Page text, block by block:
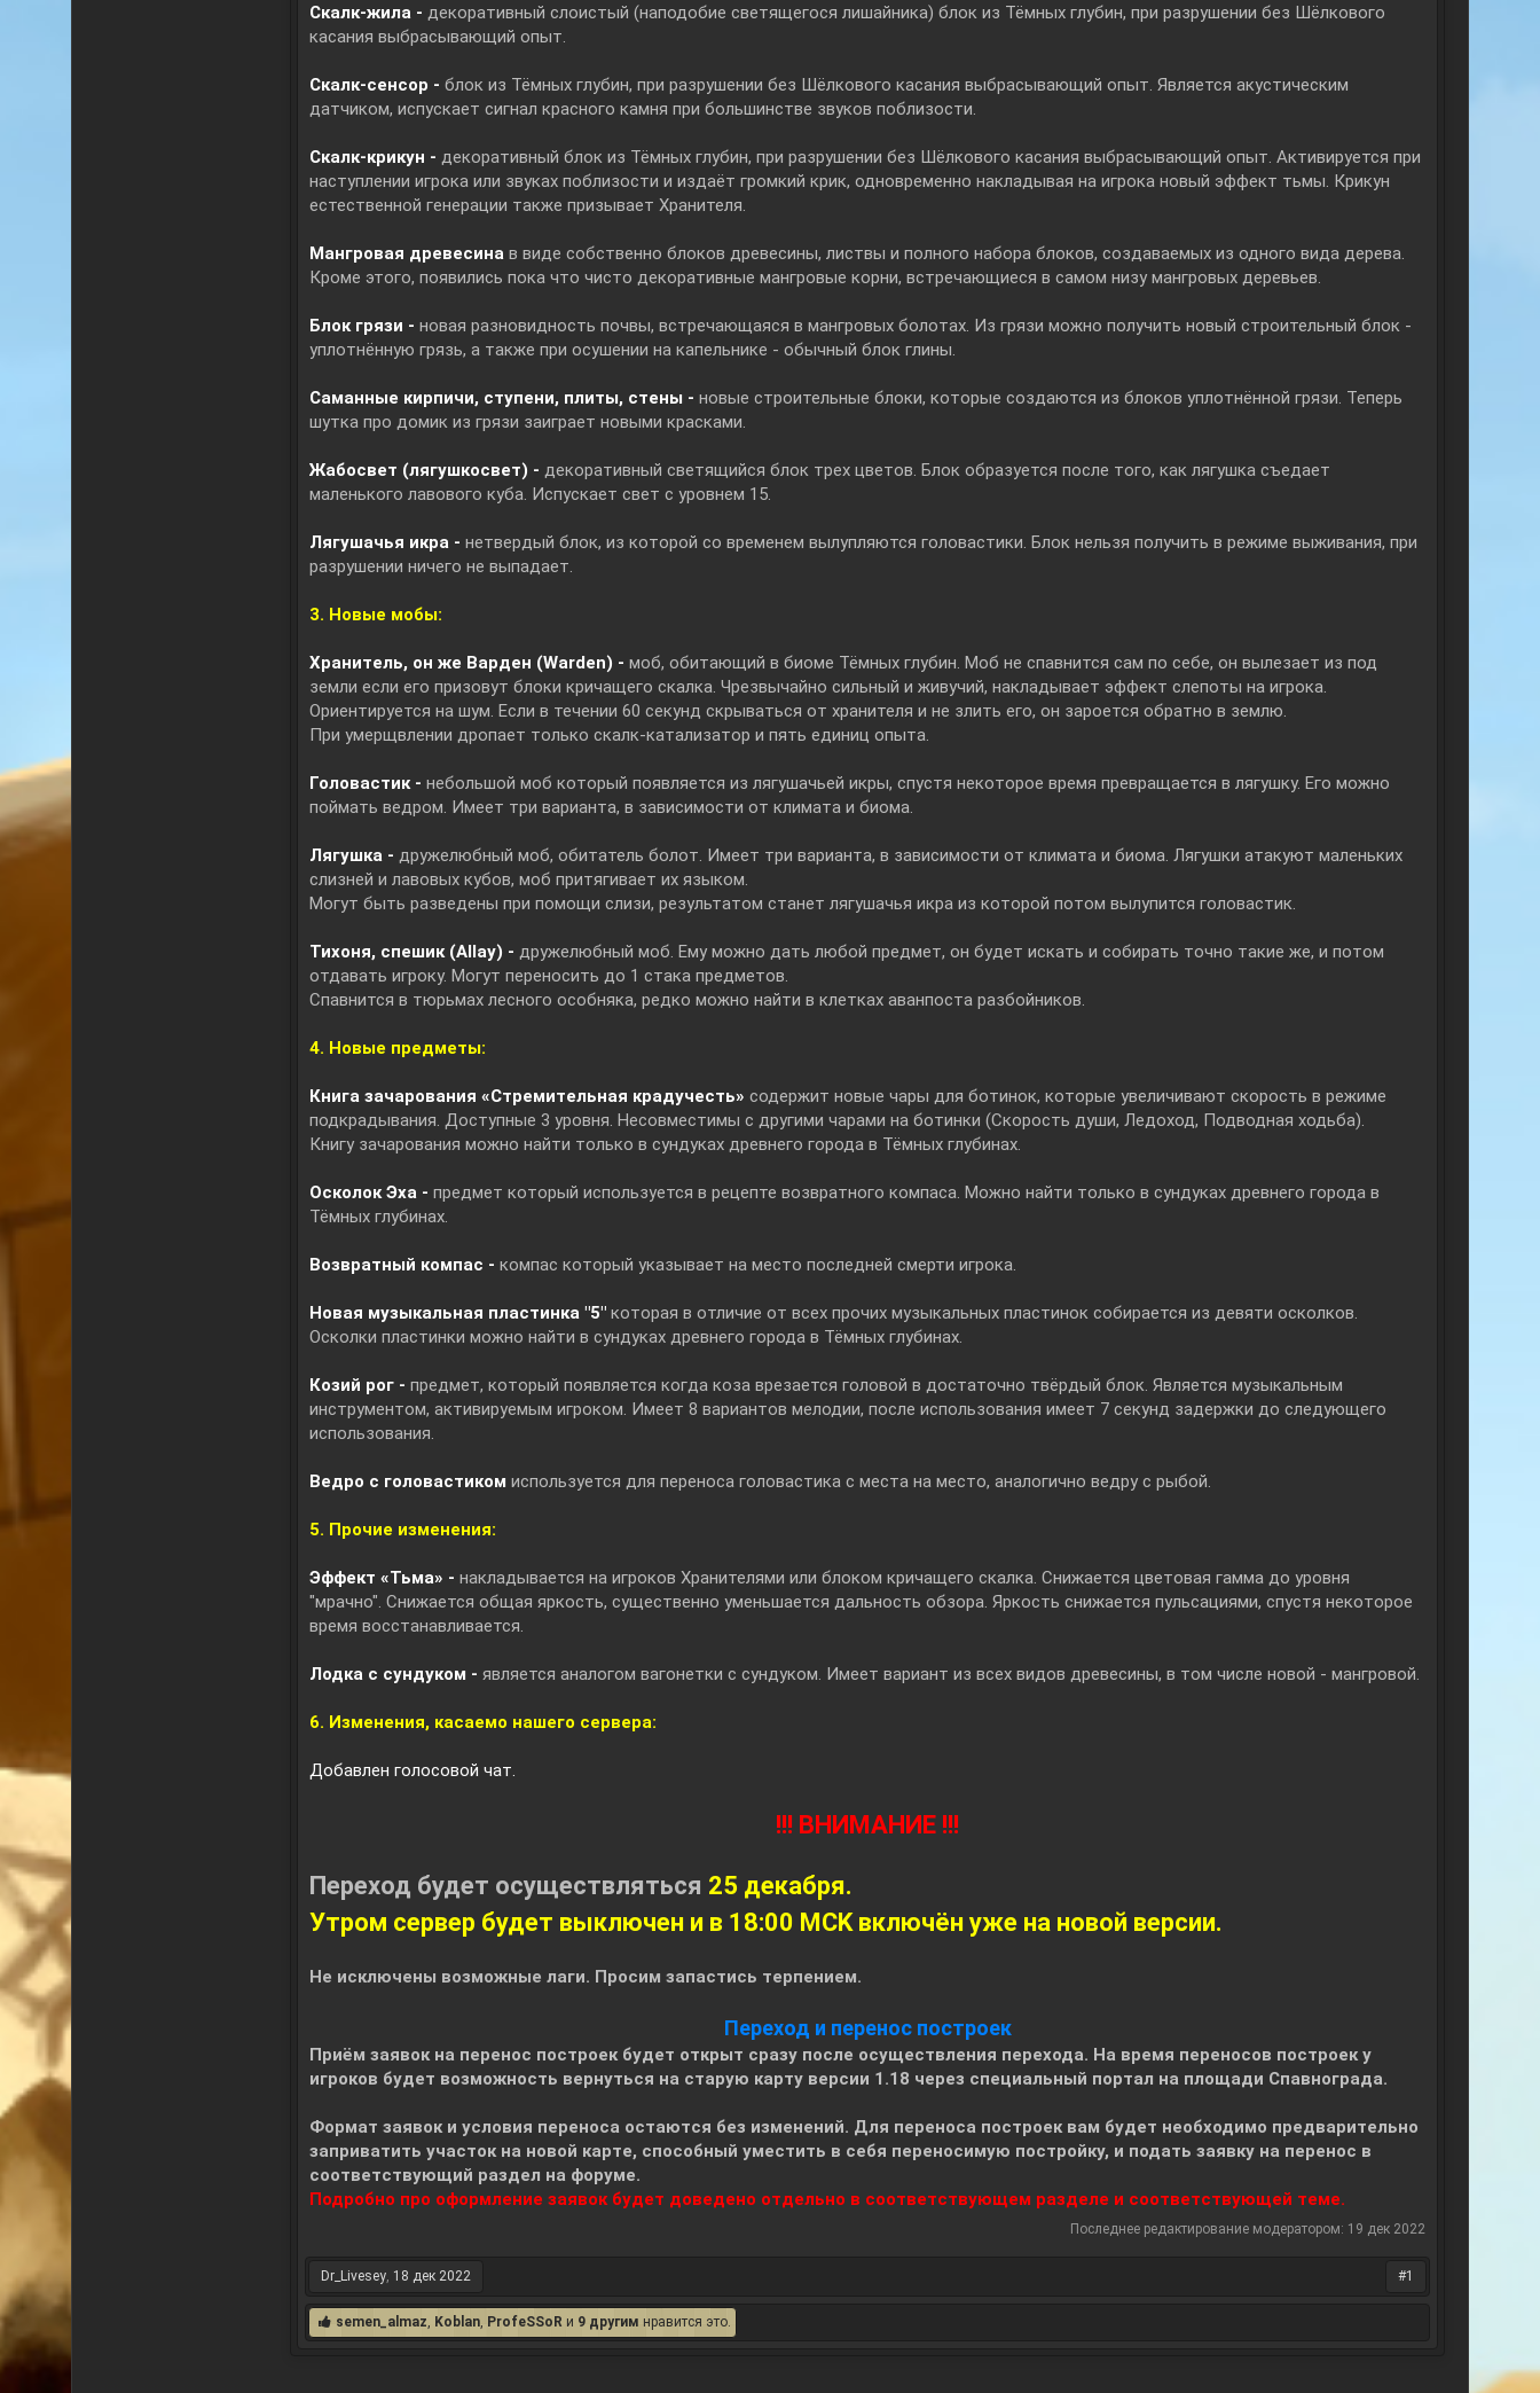
Скалк-жила - декоративный слоистый (наподобие светящегося лишайника) блок из Тёмных глубин, при разрушении без Шёлкового
касания выбрасывающий опыт.
Скалк-сенсор - блок из Тёмных глубин, при разрушении без Шёлкового касания выбрасывающий опыт. Является акустическим
датчиком, испускает сигнал красного камня при большинстве звуков поблизости.
Скалк-крикун - декоративный блок из Тёмных глубин, при разрушении без Шёлкового касания выбрасывающий опыт. Активируется при
наступлении игрока или звуках поблизости и издаёт громкий крик, одновременно накладывая на игрока новый эффект тьмы. Крикун
естественной генерации также призывает Хранителя.
Мангровая древесина в виде собственно блоков древесины, листвы и полного набора блоков, создаваемых из одного вида дерева.
Кроме этого, появились пока что чисто декоративные мангровые корни, встречающиеся в самом низу мангровых деревьев.
Блок грязи - новая разновидность почвы, встречающаяся в мангровых болотах. Из грязи можно получить новый строительный блок -
уплотнённую грязь, а также при осушении на капельнике - обычный блок глины.
Саманные кирпичи, ступени, плиты, стены - новые строительные блоки, которые создаются из блоков уплотнённой грязи. Теперь
шутка про домик из грязи заиграет новыми красками.
Жабосвет (лягушкосвет) - декоративный светящийся блок трех цветов. Блок образуется после того, как лягушка съедает
маленького лавового куба. Испускает свет с уровнем 15.
Лягушачья икра - нетвердый блок, из которой со временем вылупляются головастики. Блок нельзя получить в режиме выживания, при
разрушении ничего не выпадает.
3. Новые мобы:
Хранитель, он же Варден (Warden) - моб, обитающий в биоме Тёмных глубин. Моб не спавнится сам по себе, он вылезает из под
земли если его призовут блоки кричащего скалка. Чрезвычайно сильный и живучий, накладывает эффект слепоты на игрока.
Ориентируется на шум. Если в течении 60 секунд скрываться от хранителя и не злить его, он зароется обратно в землю.
При умерщвлении дропает только скалк-катализатор и пять единиц опыта.
Головастик - небольшой моб который появляется из лягушачьей икры, спустя некоторое время превращается в лягушку. Его можно
поймать ведром. Имеет три варианта, в зависимости от климата и биома.
Лягушка - дружелюбный моб, обитатель болот. Имеет три варианта, в зависимости от климата и биома. Лягушки атакуют маленьких
слизней и лавовых кубов, моб притягивает их языком.
Могут быть разведены при помощи слизи, результатом станет лягушачья икра из которой потом вылупится головастик.
Тихоня, спешик (Allay) - дружелюбный моб. Ему можно дать любой предмет, он будет искать и собирать точно такие же, и потом
отдавать игроку. Могут переносить до 1 стака предметов.
Спавнится в тюрьмах лесного особняка, редко можно найти в клетках аванпоста разбойников.
4. Новые предметы:
Книга зачарования «Стремительная крадучесть» содержит новые чары для ботинок, которые увеличивают скорость в режиме
подкрадывания. Доступные 3 уровня. Несовместимы с другими чарами на ботинки (Скорость души, Ледоход, Подводная ходьба).
Книгу зачарования можно найти только в сундуках древнего города в Тёмных глубинах.
Осколок Эха - предмет который используется в рецепте возвратного компаса. Можно найти только в сундуках древнего города в
Тёмных глубинах.
Возвратный компас - компас который указывает на место последней смерти игрока.
Новая музыкальная пластинка "5" которая в отличие от всех прочих музыкальных пластинок собирается из девяти осколков.
Осколки пластинки можно найти в сундуках древнего города в Тёмных глубинах.
Козий рог - предмет, который появляется когда коза врезается головой в достаточно твёрдый блок. Является музыкальным
инструментом, активируемым игроком. Имеет 8 вариантов мелодии, после использования имеет 7 секунд задержки до следующего
использования.
Ведро с головастиком используется для переноса головастика с места на место, аналогично ведру с рыбой.
5. Прочие изменения:
Эффект «Тьма» - накладывается на игроков Хранителями или блоком кричащего скалка. Снижается цветовая гамма до уровня
"мрачно". Снижается общая яркость, существенно уменьшается дальность обзора. Яркость снижается пульсациями, спустя некоторое
время восстанавливается.
Лодка с сундуком - является аналогом вагонетки с сундуком. Имеет вариант из всех видов древесины, в том числе новой - мангровой.
6. Изменения, касаемо нашего сервера:
Добавлен голосовой чат.
!!! ВНИМАНИЕ !!!
Переход будет осуществляться 25 декабря.
Утром сервер будет выключен и в 18:00 МСK включён уже на новой версии.
Не исключены возможные лаги. Просим запастись терпением.
Переход и перенос построек
Приём заявок на перенос построек будет открыт сразу после осуществления перехода. На время переносов построек у
игроков будет возможность вернуться на старую карту версии 1.18 через специальный портал на площади Спавнограда.
Формат заявок и условия переноса остаются без изменений. Для переноса построек вам будет необходимо предварительно
заприватить участок на новой карте, способный уместить в себя переносимую постройку, и подать заявку на перенос в
соответствующий раздел на форуме.
Подробно про оформление заявок будет доведено отдельно в соответствующем разделе и соответствующей теме.
Последнее редактирование модератором: 19 дек 2022
Dr_Livesey, 18 дек 2022 #1
semen_almaz, Koblan, ProfeSSoR и 9 другим нравится это.